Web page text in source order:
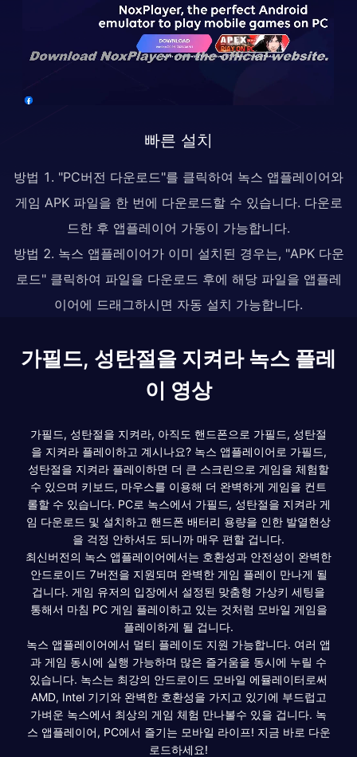
빠른 설치
방법 1. "PC버전 다운로드"를 클릭하여 녹스 앱플레이어와
게임 APK 파일을 한 번에 다운로드할 수 있습니다. 다운로
드한 후 앱플레이어 가동이 가능합니다.
방법 2. 녹스 앱플레이어가 이미 설치된 경우는, "APK 다운
로드" 클릭하여 파일을 다운로드 후에 해당 파일을 앱플레
이어에 드래그하시면 자동 설치 가능합니다.
가필드, 성탄절을 지켜라 녹스 플레
이 영상
가필드, 성탄절을 지켜라, 아직도 핸드폰으로 가필드, 성탄절
을 지켜라 플레이하고 계시나요? 녹스 앱플레이어로 가필드,
성탄절을 지켜라 플레이하면 더 큰 스크린으로 게임을 체험할
수 있으며 키보드, 마우스를 이용해 더 완벽하게 게임을 컨트
롤할 수 있습니다. PC로 녹스에서 가필드, 성탄절을 지켜라 게
임 다운로드 및 설치하고 핸드폰 배터리 용량을 인한 발열현상
을 걱정 안하셔도 되니까 매우 편할 겁니다.
최신버전의 녹스 앱플레이어에서는 호환성과 안전성이 완벽한
안드로이드 7버전을 지원되며 완벽한 게임 플레이 만나게 될
겁니다. 게임 유저의 입장에서 설정된 맞춤형 가상키 세팅을
통해서 마침 PC 게임 플레이하고 있는 것처럼 모바일 게임을
플레이하게 될 겁니다.
녹스 앱플레이어에서 멀티 플레이도 지원 가능합니다. 여러 앱
과 게임 동시에 실행 가능하며 많은 즐거움을 동시에 누릴 수
있습니다. 녹스는 최강의 안드로이드 모바일 에뮬레이터로써
AMD, Intel 기기와 완벽한 호환성을 가지고 있기에 부드럽고
가벼운 녹스에서 최상의 게임 체험 만나볼수 있을 겁니다. 녹
스 앱플레이어, PC에서 즐기는 모바일 라이프! 지금 바로 다운
로드하세요!